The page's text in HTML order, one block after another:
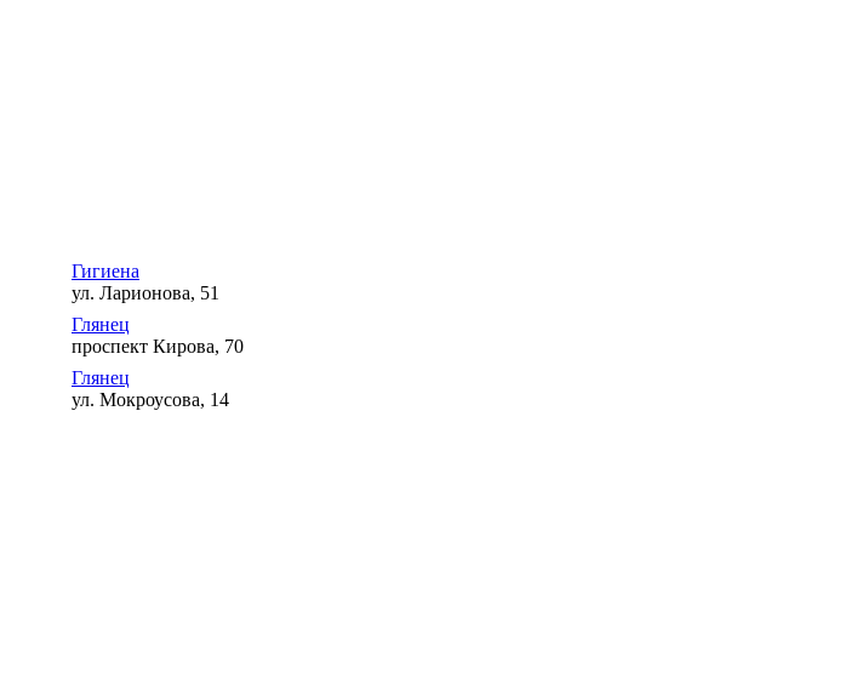
Гигиена
ул. Ларионова, 51
Глянец
проспект Кирова, 70
Глянец
ул. Мокроусова, 14